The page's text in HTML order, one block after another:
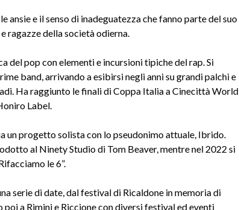
e il senso di inadeguatezza che fanno parte del suo
ragazze della società odierna.
del pop con elementi e incursioni tipiche del rap. Si
band, arrivando a esibirsi negli anni su grandi palchi e
Ha raggiunto le finali di Coppa Italia a Cinecittà World
Label.
un progetto solista con lo pseudonimo attuale, Ibrido.
al Ninety Studio di Tom Beaver, mentre nel 2022 si
le 6”.
serie di date, dal festival di Ricaldone in memoria di
a Rimini e Riccione con diversi festival ed eventi